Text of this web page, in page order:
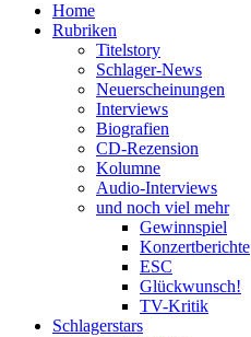
Home
Rubriken
Titelstory
Schlager-News
Neuerscheinungen
Interviews
Biografien
CD-Rezension
Kolumne
Audio-Interviews
und noch viel mehr
Gewinnspiel
Konzertberichte
ESC
Glückwunsch!
TV-Kritik
Schlagerstars